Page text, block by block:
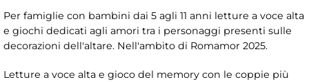
Per famiglie con bambini dai 5 agli 11 anni letture a voce alta
e giochi dedicati agli amori tra i personaggi presenti sulle
decorazioni dell'altare. Nell'ambito di Romamor 2025.
Letture a voce alta e gioco del memory con le coppie più